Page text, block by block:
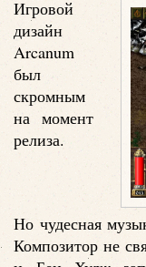
Игровой
дизайн
Arcanum
был
скромным
на момент
релиза.
Но чудесная
Композитор не